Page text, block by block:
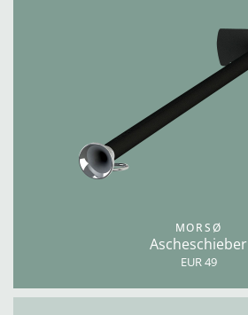
MORSØ
Ascheschieber
EUR 49